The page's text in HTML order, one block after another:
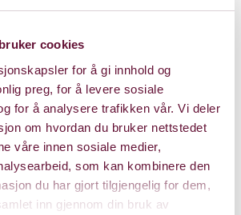
cookies
for å gi innhold og
preg, for å levere sosiale
for å analysere trafikken vår. Vi deler
om hvordan du bruker nettstedet
våre innen sosiale medier,
som kan kombinere den
du har gjort tilgjengelig for dem,
inn gjennom din bruk av